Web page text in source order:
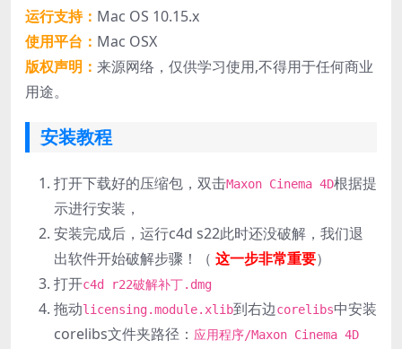
运行支持： Mac OS 10.15.x
使用平台： Mac OSX
版权声明： 来源网络，仅供学习使用,不得用于任何商业
用途。
安装教程
打开下载好的压缩包，双击Maxon Cinema 4D根据提
示进行安装，
安装完成后，运行c4d s22此时还没破解，我们退
出软件开始破解步骤！（ 这一步非常重要）
打开c4d r22破解补丁.dmg
拖动licensing.module.xlib到右边corelibs中安装
corelibs文件夹路径： 应用程序/Maxon Cinema 4D